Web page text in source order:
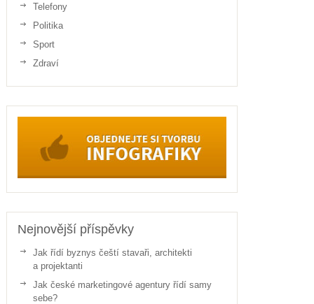
Telefony
Politika
Sport
Zdraví
Nejnovější příspěvky
Jak řídí byznys čeští stavaři, architekti
a projektanti
Jak české marketingové agentury řídí samy
sebe?